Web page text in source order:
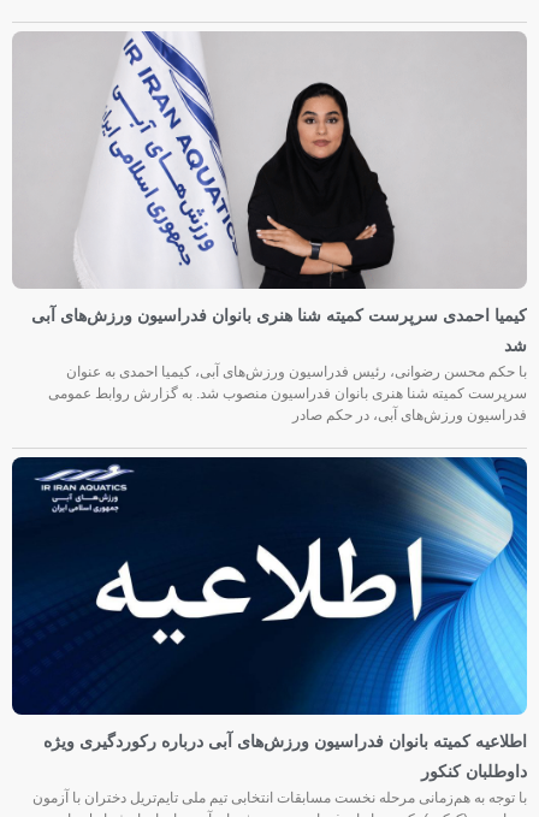
کیمیا احمدی سرپرست کمیته شنا هنری بانوان فدراسیون ورزش‌های آبی
شد
با حکم محسن رضوانی، رئیس فدراسیون ورزش‌های آبی، کیمیا احمدی به عنوان
سرپرست کمیته شنا هنری بانوان فدراسیون منصوب شد. به گزارش روابط عمومی
فدراسیون ورزش‌های آبی، در حکم صادر
اطلاعیه کمیته بانوان فدراسیون ورزش‌های آبی درباره رکوردگیری ویژه
داوطلبان کنکور
با توجه به هم‌زمانی مرحله نخست مسابقات انتخابی تیم ملی تایم‌تریل دختران با آزمون